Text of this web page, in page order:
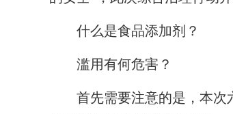
什么是食品添加剂？
滥用有何危害？
首先需要注意的是，本次六